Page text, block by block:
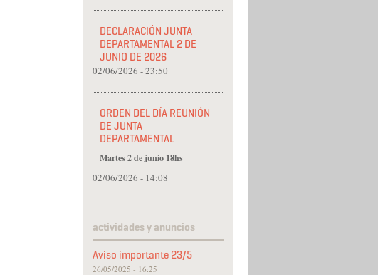
DECLARACIÓN JUNTA
DEPARTAMENTAL 2 DE
JUNIO DE 2026
02/06/2026 - 23:50
ORDEN DEL DÍA REUNIÓN
DE JUNTA
DEPARTAMENTAL
Martes 2 de junio 18hs
02/06/2026 - 14:08
actividades y anuncios
Aviso importante 23/5
26/05/2025 - 16:25